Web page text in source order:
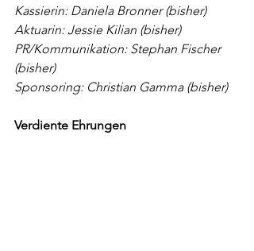
Kassierin: Daniela Bronner (bisher)
Aktuarin: Jessie Kilian (bisher)
PR/Kommunikation: Stephan Fischer
(bisher)
Sponsoring: Christian Gamma (bisher)
Verdiente Ehrungen